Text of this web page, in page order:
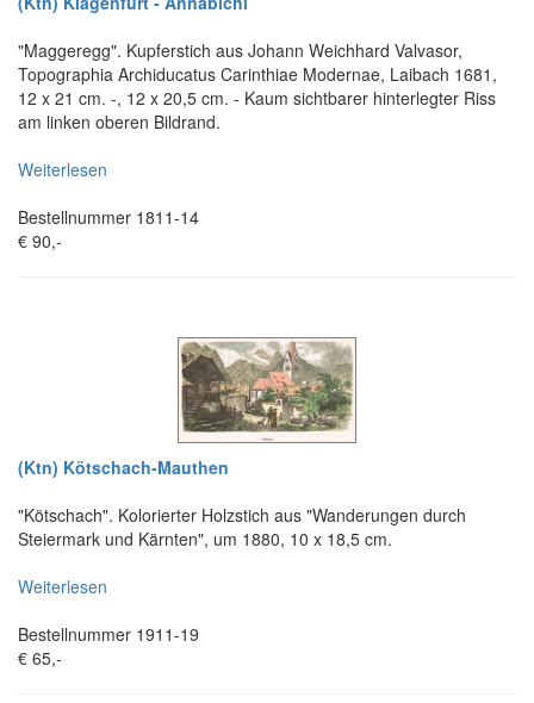
"Maggeregg". Kupferstich aus Johann Weichhard Valvasor,
Topographia Archiducatus Carinthiae Modernae, Laibach 1681,
12 x 21 cm. -, 12 x 20,5 cm. - Kaum sichtbarer hinterlegter Riss
am linken oberen Bildrand.
Weiterlesen
Bestellnummer 1811-14
€ 90,-
(Ktn) Kötschach-Mauthen
"Kötschach". Kolorierter Holzstich aus "Wanderungen durch
Steiermark und Kärnten", um 1880, 10 x 18,5 cm.
Weiterlesen
Bestellnummer 1911-19
€ 65,-